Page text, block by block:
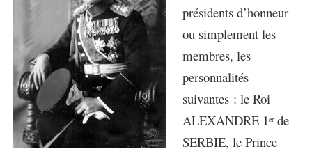
présidents d’honneur
ou simplement les
membres, les
personnalités
suivantes : le Roi
ALEXANDRE 1 erde
SERBIE, le Prince